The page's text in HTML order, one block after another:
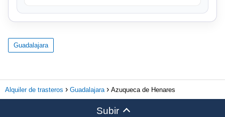
Guadalajara
Alquiler de trasteros Guadalajara Azuqueca de Henares
Subir